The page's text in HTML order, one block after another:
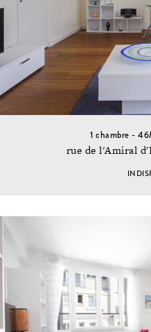
1 chambre -
rue de l'Amiral